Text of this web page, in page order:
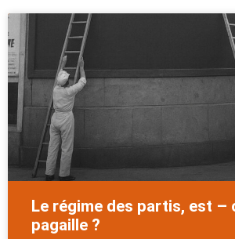
Le régime des partis, est –
pagaille ?